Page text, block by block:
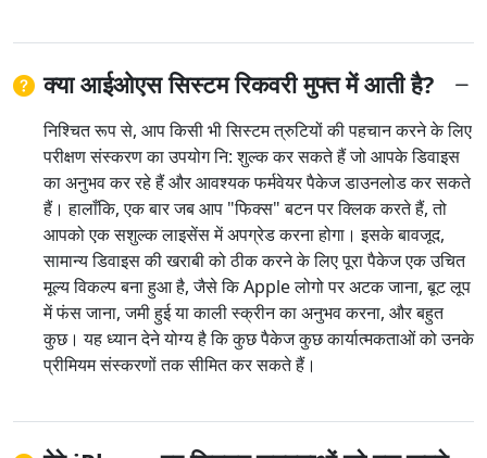
क्या आईओएस सिस्टम रिकवरी मुफ्त में आती है?
निश्चित रूप से, आप किसी भी सिस्टम त्रुटियों की पहचान करने के लिए
परीक्षण संस्करण का उपयोग नि: शुल्क कर सकते हैं जो आपके डिवाइस
का अनुभव कर रहे हैं और आवश्यक फर्मवेयर पैकेज डाउनलोड कर सकते
हैं। हालाँकि, एक बार जब आप "फिक्स" बटन पर क्लिक करते हैं, तो
आपको एक सशुल्क लाइसेंस में अपग्रेड करना होगा। इसके बावजूद,
सामान्य डिवाइस की खराबी को ठीक करने के लिए पूरा पैकेज एक उचित
मूल्य विकल्प बना हुआ है, जैसे कि Apple लोगो पर अटक जाना, बूट लूप
में फंस जाना, जमी हुई या काली स्क्रीन का अनुभव करना, और बहुत
कुछ। यह ध्यान देने योग्य है कि कुछ पैकेज कुछ कार्यात्मकताओं को उनके
प्रीमियम संस्करणों तक सीमित कर सकते हैं।